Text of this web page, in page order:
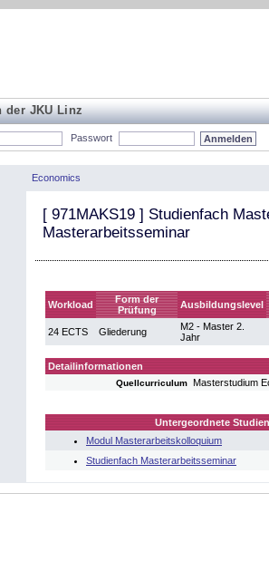
der JKU Linz
Passwort
Economics
[ 971MAKS19 ] Studienfach
Masterarbeitsseminar
Workload
Form der
Prüfung
Ausbildungslevel
24 ECTS Gliederung
M2 - Master 2.
Jahr
Detailinformationen
Quellcurriculum Masterstudium
Untergeordnete
Modul Masterarbeitskolloquium
Studienfach Masterarbeitsseminar